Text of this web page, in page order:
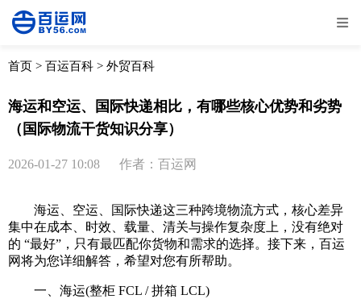
全部 物流资讯
取消
首页 > 百运百科 > 外贸百科
海运和空运、国际快递相比，有哪些核心优势和劣势
（国际物流干货知识分享）
2026-01-27 10:08 作者：百运网
海运、空运、国际快递这三种跨境物流方式，核心差异
集中在成本、时效、载量、清关与操作复杂度上，没有绝对
的 “最好”，只有最匹配你货物和需求的选择。接下来，百运
网将为您详细解答，希望对您有所帮助。
一、海运(整柜 FCL / 拼箱 LCL)